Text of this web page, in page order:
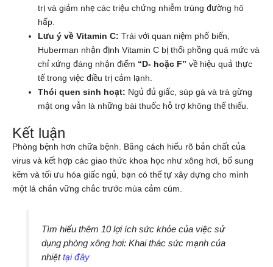
trị và giảm nhẹ các triệu chứng nhiễm trùng đường hô
hấp.
Lưu ý về Vitamin C: Trái với quan niệm phổ biến,
Huberman nhận định Vitamin C bị thổi phồng quá mức và
chỉ xứng đáng nhận điểm “D- hoặc F” về hiệu quả thực
tế trong việc điều trị cảm lạnh.
Thói quen sinh hoạt: Ngủ đủ giấc, súp gà và trà gừng
mật ong vẫn là những bài thuốc hỗ trợ không thể thiếu.
Kết luận
Phòng bệnh hơn chữa bệnh. Bằng cách hiểu rõ bản chất của
virus và kết hợp các giao thức khoa học như xông hơi, bổ sung
kẽm và tối ưu hóa giấc ngủ, bạn có thể tự xây dựng cho mình
một lá chắn vững chắc trước mùa cảm cúm.
Tìm hiểu thêm 10 lợi ích sức khỏe của việc sử
dụng phòng xông hơi: Khai thác sức mạnh của
nhiệttại đây